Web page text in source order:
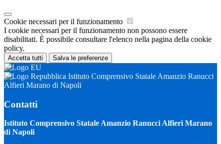
Cookie necessari per il funzionamento
I cookie necessari per il funzionamento non possono essere
disabilitati. È possibile consultare l'elenco nella pagina della cookie
policy.
Accetta tutti Salva le preferenze
Istituto Comprensivo Statale Amanzio Ranucci
Alfieri Marano di Napoli
Contatti
Istituto Comprensivo Statale Amanzio Ranucci Alfieri Marano
di Napoli